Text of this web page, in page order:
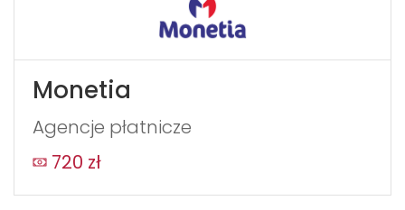
Monetia
Agencje płatnicze
720 zł